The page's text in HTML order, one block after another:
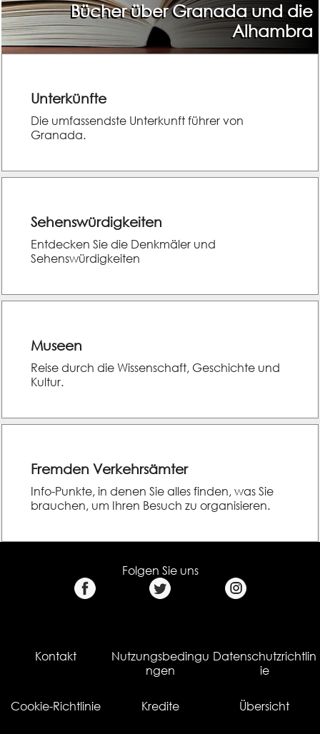
Bücher über Granada und die
Alhambra
Unterkünfte
Die umfassendste Unterkunft führer von
Granada.
Sehenswürdigkeiten
Entdecken Sie die Denkmäler und
Sehenswürdigkeiten
Museen
Reise durch die Wissenschaft, Geschichte und
Kultur.
Fremden Verkehrsämter
Info-Punkte, in denen Sie alles finden, was Sie
brauchen, um Ihren Besuch zu organisieren.
Folgen Sie uns
Kontakt
Nutzungsbedingu
ngen
Datenschutzrichtlin
ie
Cookie-Richtlinie Kredite Übersicht